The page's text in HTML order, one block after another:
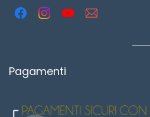
Pagamenti